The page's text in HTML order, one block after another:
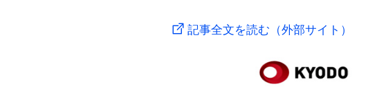
記事全文を読む（外部サイト）